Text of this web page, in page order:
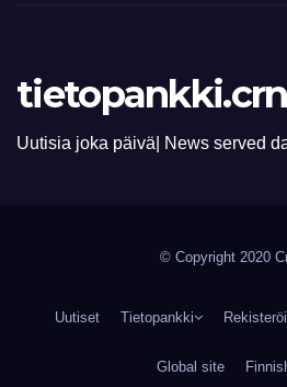
Uutisia joka päivä| News served
© Copyright 2020
Uutiset Tietopankki
Global site